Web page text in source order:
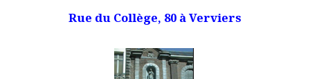
Rue du Collège, 80 à Verviers